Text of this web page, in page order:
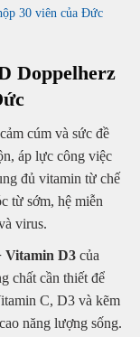
30 viên của Đức
Doppelherz
cúm và sức đề
áp lực công việc
đủ vitamin từ chế
từ sớm, hệ miễn
virus.
Vitamin D3 của
chất cần thiết để
C, D3 và kẽm
năng lượng sống.